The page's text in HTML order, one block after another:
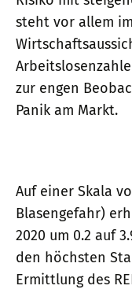
steht vor allem
zur engen
Panik am Markt.
Auf einer Skala
Blasengefahr)
2020 um 0.2 auf
den höchsten
Ermittlung des